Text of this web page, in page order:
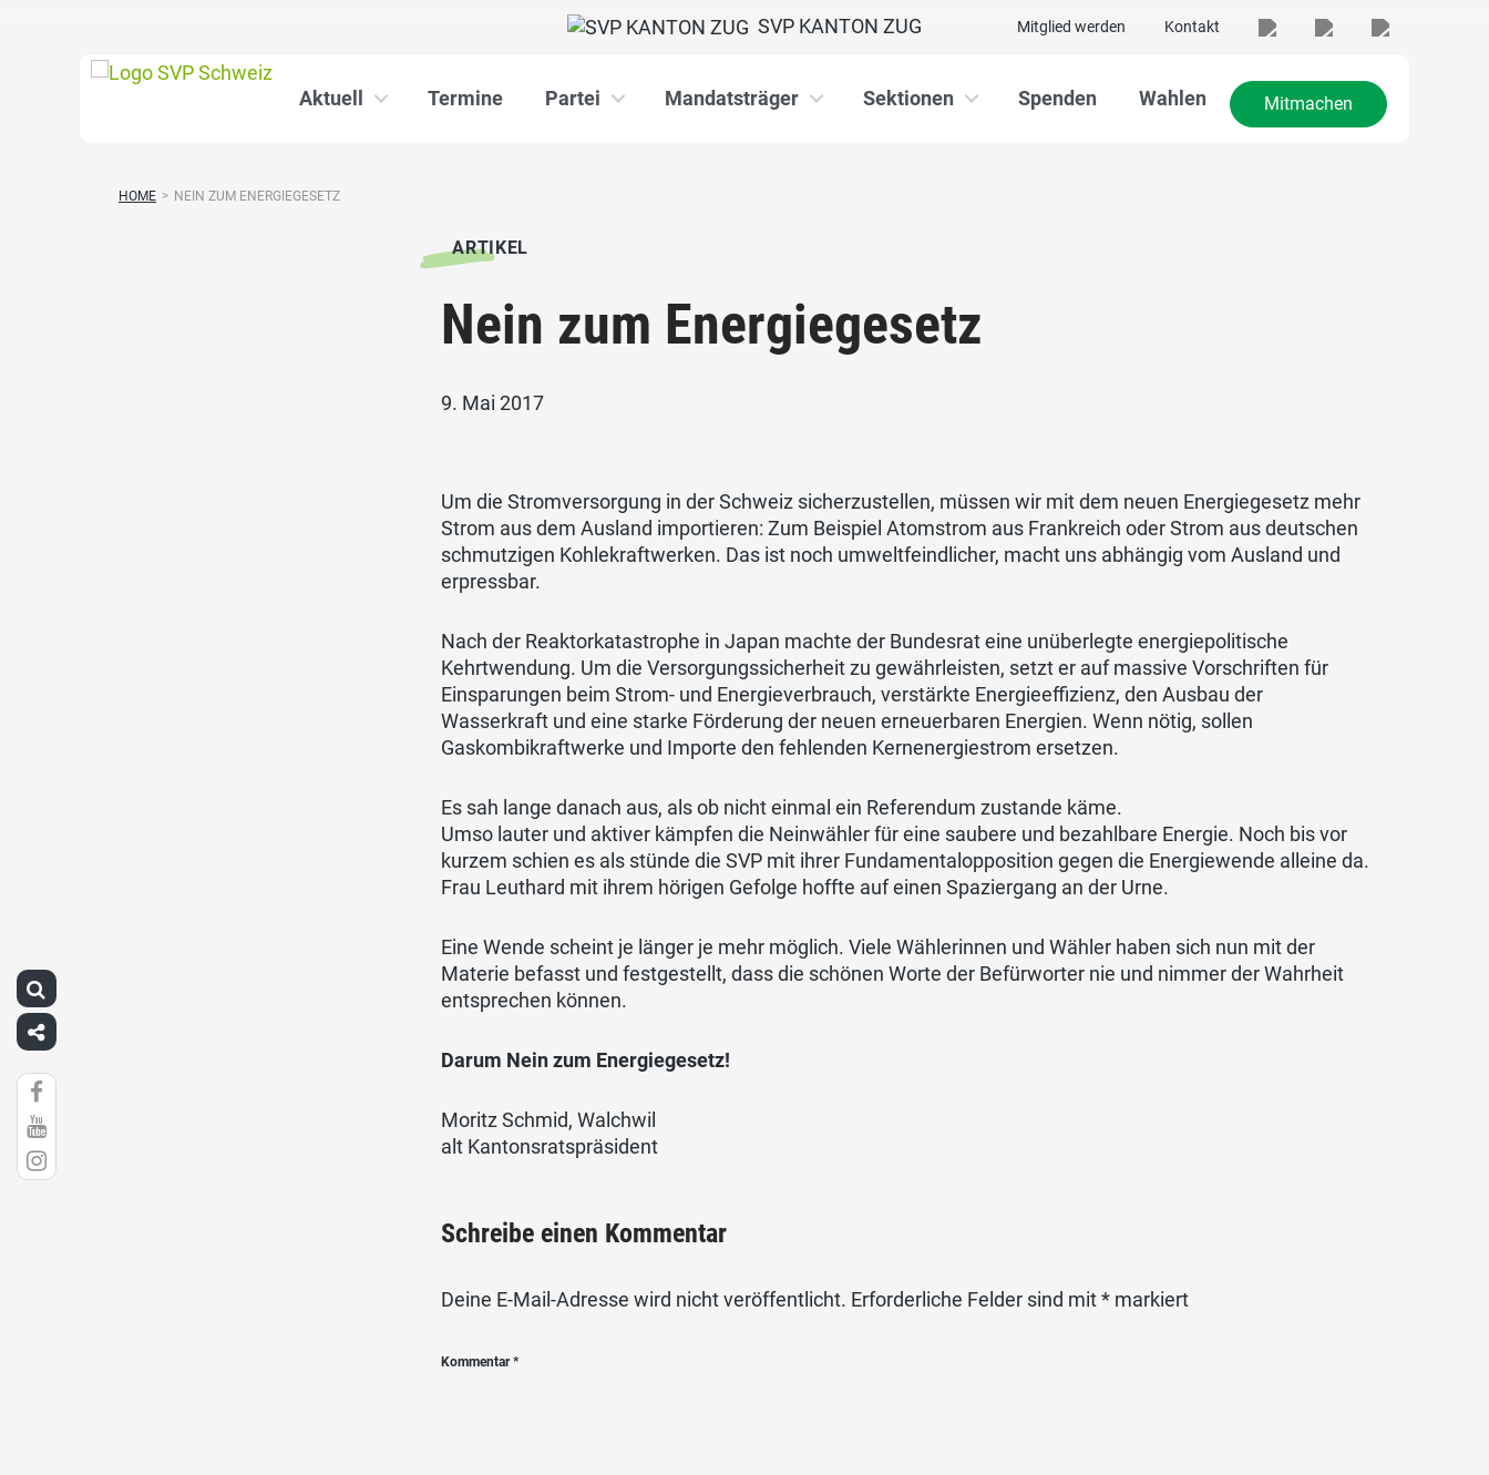
Mitglied werden Kontakt
SVP KANTON ZUG
Aktuell Termine Partei Mandatsträger Sektionen Spenden Wahlen Mitmachen
HOME > NEIN ZUM ENERGIEGESETZ
ARTIKEL
Nein zum Energiegesetz
9. Mai 2017
Um die Stromversorgung in der Schweiz sicherzustellen, müssen wir mit dem neuen Energiegesetz mehr
Strom aus dem Ausland importieren: Zum Beispiel Atomstrom aus Frankreich oder Strom aus deutschen
schmutzigen Kohlekraftwerken. Das ist noch umweltfeindlicher, macht uns abhängig vom Ausland und
erpressbar.
Nach der Reaktorkatastrophe in Japan machte der Bundesrat eine unüberlegte energiepolitische
Kehrtwendung. Um die Versorgungssicherheit zu gewährleisten, setzt er auf massive Vorschriften für
Einsparungen beim Strom- und Energieverbrauch, verstärkte Energieeffizienz, den Ausbau der
Wasserkraft und eine starke Förderung der neuen erneuerbaren Energien. Wenn nötig, sollen
Gaskombikraftwerke und Importe den fehlenden Kernenergiestrom ersetzen.
Es sah lange danach aus, als ob nicht einmal ein Referendum zustande käme.
Umso lauter und aktiver kämpfen die Neinwähler für eine saubere und bezahlbare Energie. Noch bis vor
kurzem schien es als stünde die SVP mit ihrer Fundamentalopposition gegen die Energiewende alleine da.
Frau Leuthard mit ihrem hörigen Gefolge hoffte auf einen Spaziergang an der Urne.
Eine Wende scheint je länger je mehr möglich. Viele Wählerinnen und Wähler haben sich nun mit der
Materie befasst und festgestellt, dass die schönen Worte der Befürworter nie und nimmer der Wahrheit
entsprechen können.
Darum Nein zum Energiegesetz!
Moritz Schmid, Walchwil
alt Kantonsratspräsident
Schreibe einen Kommentar
Deine E-Mail-Adresse wird nicht veröffentlicht. Erforderliche Felder sind mit* markiert
Kommentar*